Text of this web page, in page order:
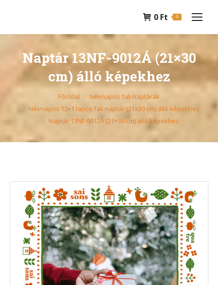
0 Ft 0
Naptár 13NF-9012Á (21×30
cm) álló képekhez
Főoldal
Névnapos fali naptárak
Névnapos 12+1 lapos fali naptár (21x30 cm) álló képekhez
Naptár 13NF-9012Á (21×30 cm) álló képekhez